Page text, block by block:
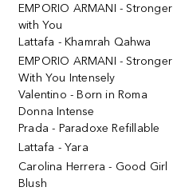
EMPORIO ARMANI - Stronger
with You
Lattafa - Khamrah Qahwa
EMPORIO ARMANI - Stronger
With You Intensely
Valentino - Born in Roma
Donna Intense
Prada - Paradoxe Refillable
Lattafa - Yara
Carolina Herrera - Good Girl
Blush